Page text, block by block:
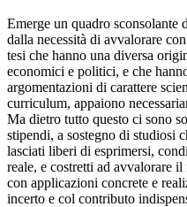
Emerge un quadro sconsolante
dalla necessità di avvalorare
tesi che hanno una diversa
economici e politici, e che
argomentazioni di carattere
curriculum, appaiono
Ma dietro tutto questo ci sono
stipendi, a sostegno di studiosi
lasciati liberi di esprimersi,
reale, e costretti ad avvalorare
con applicazioni concrete e
incerto e col contributo